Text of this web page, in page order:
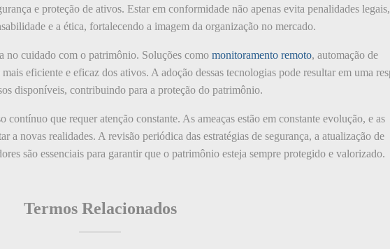
e proteção de ativos. Estar em conformidade não apenas evita penalidades
e a ética, fortalecendo a imagem da organização no mercado.
no cuidado com o patrimônio. Soluções como monitoramento remoto, automação de
eficiente e eficaz dos ativos. A adoção dessas tecnologias pode resultar em uma
disponíveis, contribuindo para a proteção do patrimônio.
que requer atenção constante. As ameaças estão em constante evolução, e as
a novas realidades. A revisão periódica das estratégias de segurança, a atualização de
são essenciais para garantir que o patrimônio esteja sempre protegido e valorizado.
Termos Relacionados